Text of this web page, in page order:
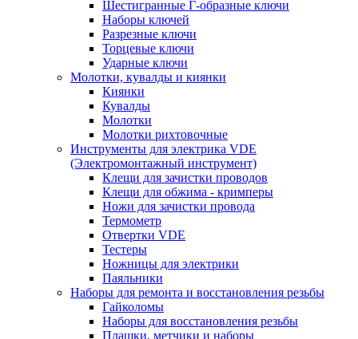
Шестигранные Г-образные ключи
Наборы ключей
Разрезные ключи
Торцевые ключи
Ударные ключи
Молотки, кувалды и киянки
Киянки
Кувалды
Молотки
Молотки рихтовочные
Инструменты для электрика VDE
(Электромонтажный инструмент)
Клещи для зачистки проводов
Клещи для обжима - кримперы
Ножи для зачистки провода
Термометр
Отвертки VDE
Тестеры
Ножницы для электрики
Паяльники
Наборы для ремонта и восстановления резьбы
Гайколомы
Наборы для восстановления резьбы
Плашки, метчики и наборы